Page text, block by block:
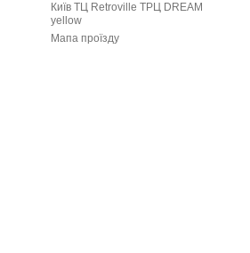
Київ ТЦ Retroville ТРЦ DREAM
yellow
Мапа проїзду